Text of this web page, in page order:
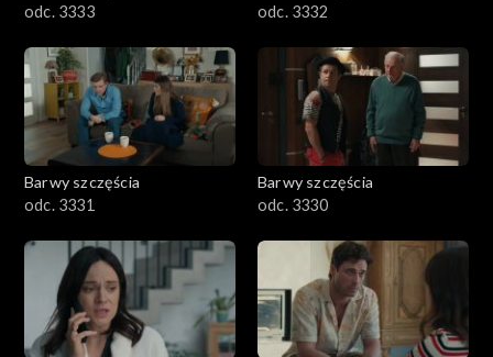
odc. 3333
odc. 3332
Barwy szczęścia
odc. 3331
Barwy szczęścia
odc. 3330